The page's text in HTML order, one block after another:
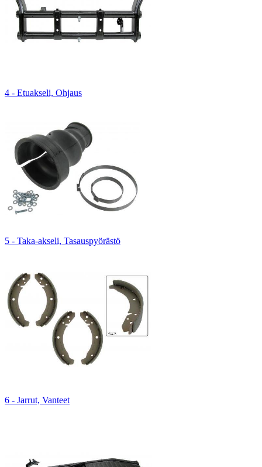
4 - Etuakseli, Ohjaus
5 - Taka-akseli, Tasauspyörästö
6 - Jarrut, Vanteet